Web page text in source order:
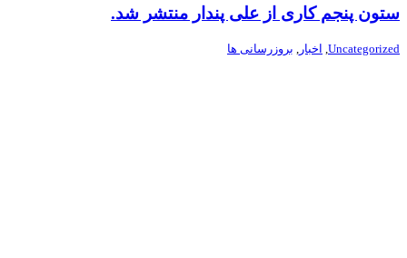
ستون پنجم کاری از علی پندار منتشر شد.
Uncategorized
, اخبار , بروزرسانی ها